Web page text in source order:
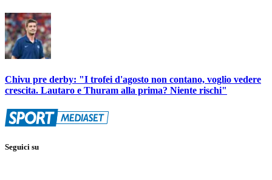
Chivu pre derby: "I trofei d'agosto non contano, voglio vedere
crescita. Lautaro e Thuram alla prima? Niente rischi"
Seguici su